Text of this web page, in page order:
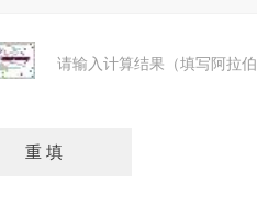
请输入计算结果（填写阿拉